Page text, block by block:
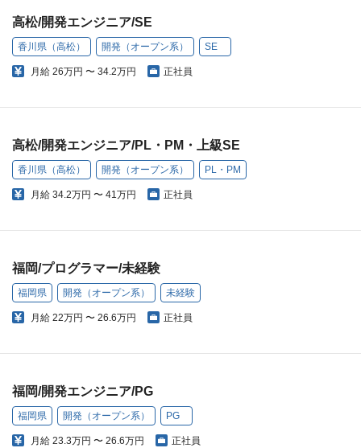
高松/開発エンジニア/SE
香川県（高松） 開発（オープン系） SE
月給 26万円 〜 34.2万円 正社員
高松/開発エンジニア/PL・PM・上級SE
香川県（高松） 開発（オープン系） PL・PM
月給 34.2万円 〜 41万円 正社員
福岡/プログラマー/未経験
福岡県 開発（オープン系） 未経験
月給 22万円 〜 26.6万円 正社員
福岡/開発エンジニア/PG
福岡県 開発（オープン系） PG
月給 23.3万円 〜 26.6万円 正社員